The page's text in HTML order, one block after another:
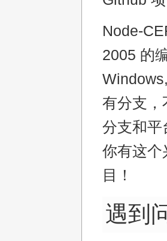
Node-
2005 的
有分支，
分支和平
你有这个
目！
遇到